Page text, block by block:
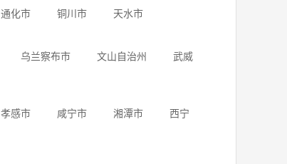
通化市 铜川市 天水市
乌兰察布市 文山自治州
武威
孝感市 咸宁市 湘潭市
西宁